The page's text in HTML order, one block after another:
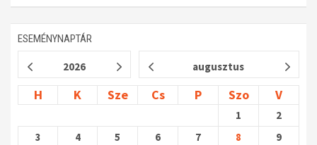
ESEMÉNYNAPTÁR
2026 augusztus
H K Sze Cs P Szo V
1
2
3
4 5 6 7 8
9